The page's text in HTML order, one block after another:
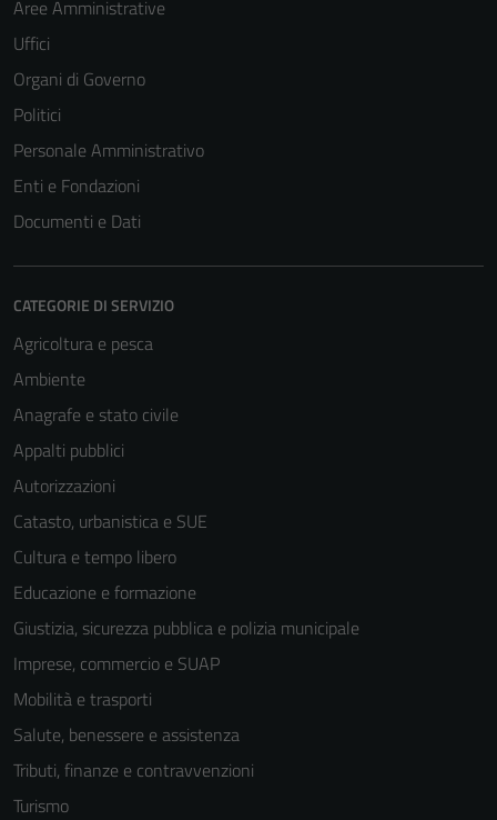
Aree Amministrative
Uffici
Organi di Governo
Politici
Personale Amministrativo
Enti e Fondazioni
Documenti e Dati
CATEGORIE DI SERVIZIO
Agricoltura e pesca
Ambiente
Anagrafe e stato civile
Appalti pubblici
Autorizzazioni
Catasto, urbanistica e SUE
Cultura e tempo libero
Educazione e formazione
Giustizia, sicurezza pubblica e polizia municipale
Imprese, commercio e SUAP
Mobilità e trasporti
Salute, benessere e assistenza
Tributi, finanze e contravvenzioni
Turismo
funzionamento